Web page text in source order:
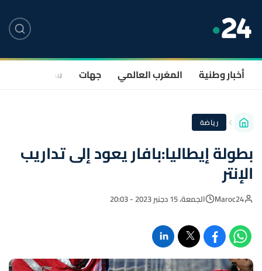
أخبار وطنية المغرب العالمي جهات سياسة
رياضة
بطولة إيطاليا:بافار يعود إلى تداريب
الإنتر
Maroc24 الجمعة، 15 دجنبر 2023 - 20:03